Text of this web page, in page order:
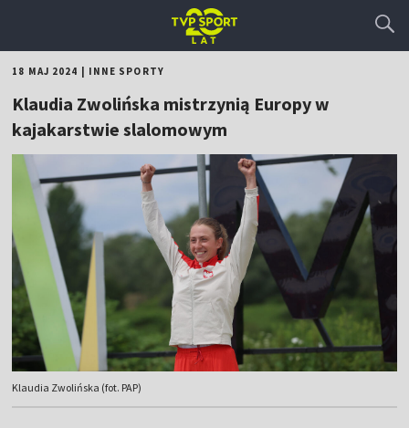
18 MAJ 2024 INNE SPORTY
Klaudia Zwolińska mistrzynią Europy w
kajakarstwie slalomowym
Klaudia Zwolińska (fot. PAP)